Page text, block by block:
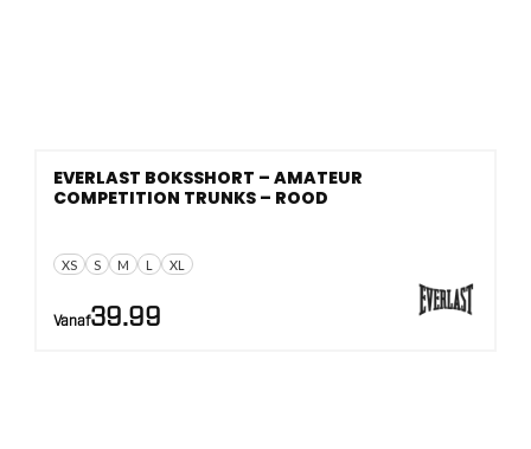
XS S M L XL
EVERLAST BOKSSHORT – AMATEUR
COMPETITION TRUNKS – ROOD
Vanaf39.99